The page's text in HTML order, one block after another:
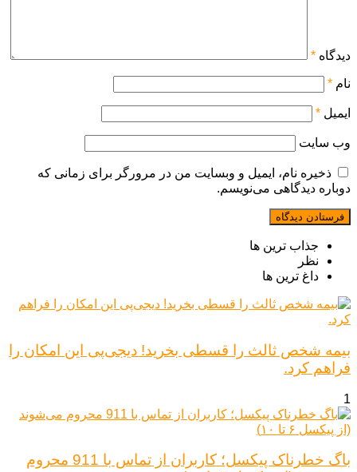
دیدگاه *
نام *
ایمیل *
وب‌ سایت
ذخیره نام، ایمیل و وبسایت من در مرورگر برای زمانی که
دوباره دیدگاهی می‌نویسم.
جذاب ترین ها
نظر
داغ ترین ها
بیمه شخص ثالث را قسطی بخرید! دیجی‌پی این امکان را
فراهم کرد.
1
باگ خطرناک پیکسل؛ کاربران از تماس با 911 محروم